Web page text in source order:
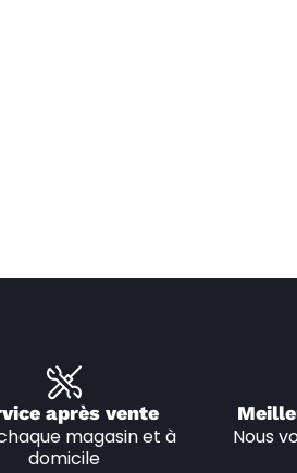
après vente
magasin et à
domicile
Nous